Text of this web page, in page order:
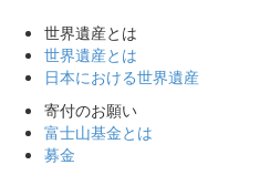
世界遺産とは
世界遺産とは
日本における世界遺産
寄付のお願い
富士山基金とは
募金